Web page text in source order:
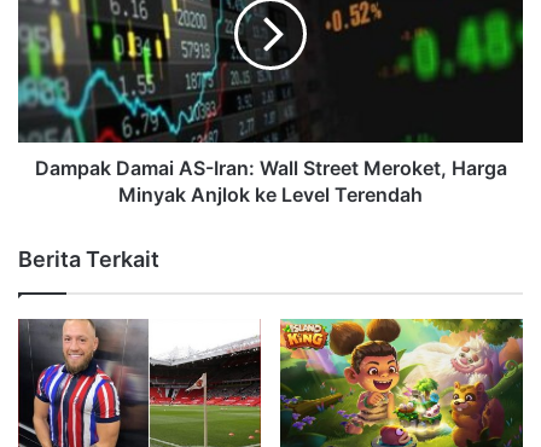
Dampak Damai AS-Iran: Wall Street Meroket, Harga
Minyak Anjlok ke Level Terendah
Berita Terkait